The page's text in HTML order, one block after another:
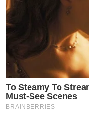
To Steamy To
Must-See Scenes
BRAINBERRIES